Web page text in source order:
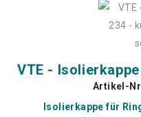
Artikel-
Isolierkappe für